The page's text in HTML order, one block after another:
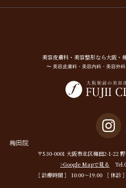
美容⽪膚科・美容整形なら⼤阪・
〜 美容皮膚科・美容内科・美容外
梅田院
〒530-0001 大阪市北区梅田2-1-22
>Google Mapで見る
［ 診療時間 ］ 10:00〜19:00 ［ 休診